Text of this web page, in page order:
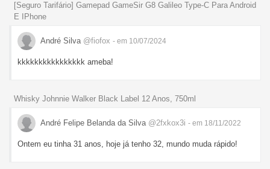
[Seguro Tarifário] Gamepad GameSir G8 Galileo Type-C Para Android
E IPhone
André Silva @fiofox - em 10/07/2024
kkkkkkkkkkkkkkkk ameba!
Whisky Johnnie Walker Black Label 12 Anos, 750ml
André Felipe Belanda da Silva @2fxkox3i - em 18/11/2022
Ontem eu tinha 31 anos, hoje já tenho 32, mundo muda rápido!